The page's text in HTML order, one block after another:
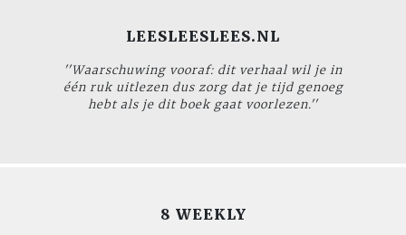
LEESLEESLEES.NL
''Waarschuwing vooraf: dit verhaal wil je in
één ruk uitlezen dus zorg dat je tijd genoeg
hebt als je dit boek gaat voorlezen.''
8 WEEKLY